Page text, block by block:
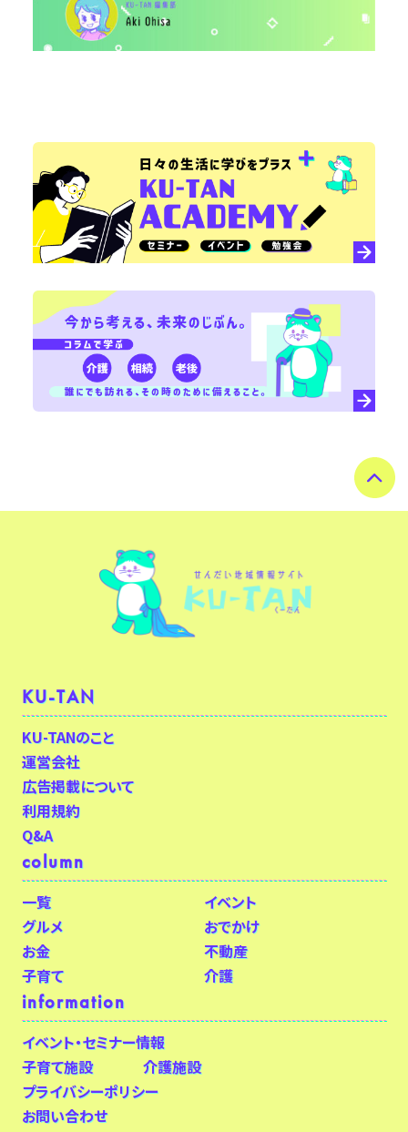
KU-TAN
KU-TANのこと
運営会社
広告掲載について
利用規約
Q&A
column
一覧
イベント
グルメ
おでかけ
お金
不動産
子育て
介護
information
イベント・セミナー情報
子育て施設
介護施設
プライバシーポリシー
お問い合わせ